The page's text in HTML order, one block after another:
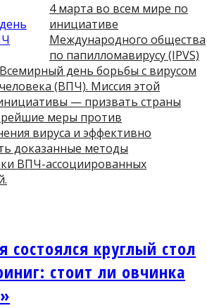
4 марта во всем мире по
инициативе
Международного общества
по папилломавирусу (IPVS)
день борьбы с вирусом
(ВПЧ). Миссия этой
— призвать страны
меры против
вируса и эффективно
доказанные методы
ВПЧ-ассоциированных
состоялся круглый стол
стоит ли овчинка